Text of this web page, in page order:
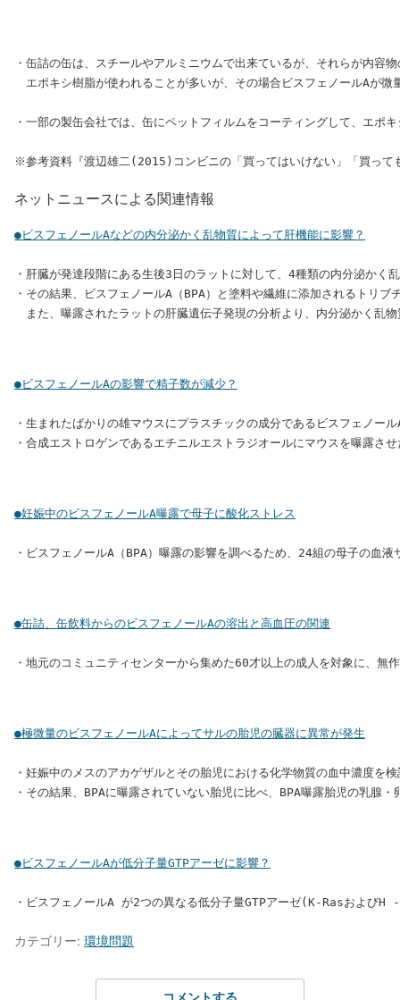
・缶詰の缶は、スチールやアルミニウムで出来ているが、それらが内容
エポキシ樹脂が使われることが多いが、その場合ビスフェノールAが微
・一部の製缶会社では、缶にペットフィルムをコーティングして、エポ
ネットニュースによる関連情報
●ビスフェノールAなどの内分泌かく乱物質によって肝機能に影響？
・肝臓が発達段階にある生後3日のラットに対して、4種類の内分泌か
・その結果、ビスフェノールA（BPA）と塗料や繊維に添加されるトリ
●ビスフェノールAの影響で精子数が減少？
・生まれたばかりの雄マウスにプラスチックの成分であるビスフェノー
●妊娠中のビスフェノールA曝露で母子に酸化ストレス
●缶詰、缶飲料からのビスフェノールAの溶出と高血圧の関連
●極微量のビスフェノールAによってサルの胎児の臓器に異常が発生
・妊娠中のメスのアカゲザルとその胎児における化学物質の血中濃度を
●ビスフェノールAが低分子量GTPアーゼに影響？
カテゴリー: 環境問題
コメントする